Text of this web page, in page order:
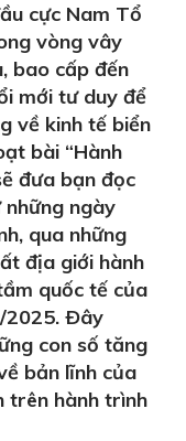
cực Nam Tổ
vòng vây
bao cấp đến
mới tư duy để
về kinh tế biển
bài “Hành
đưa bạn đọc
ngày
qua những
địa giới hành
quốc tế của
2025. Ðây
con số tăng
bản lĩnh của
trên hành trình